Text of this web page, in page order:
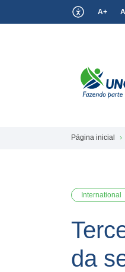
A+
Página inicial
International
da